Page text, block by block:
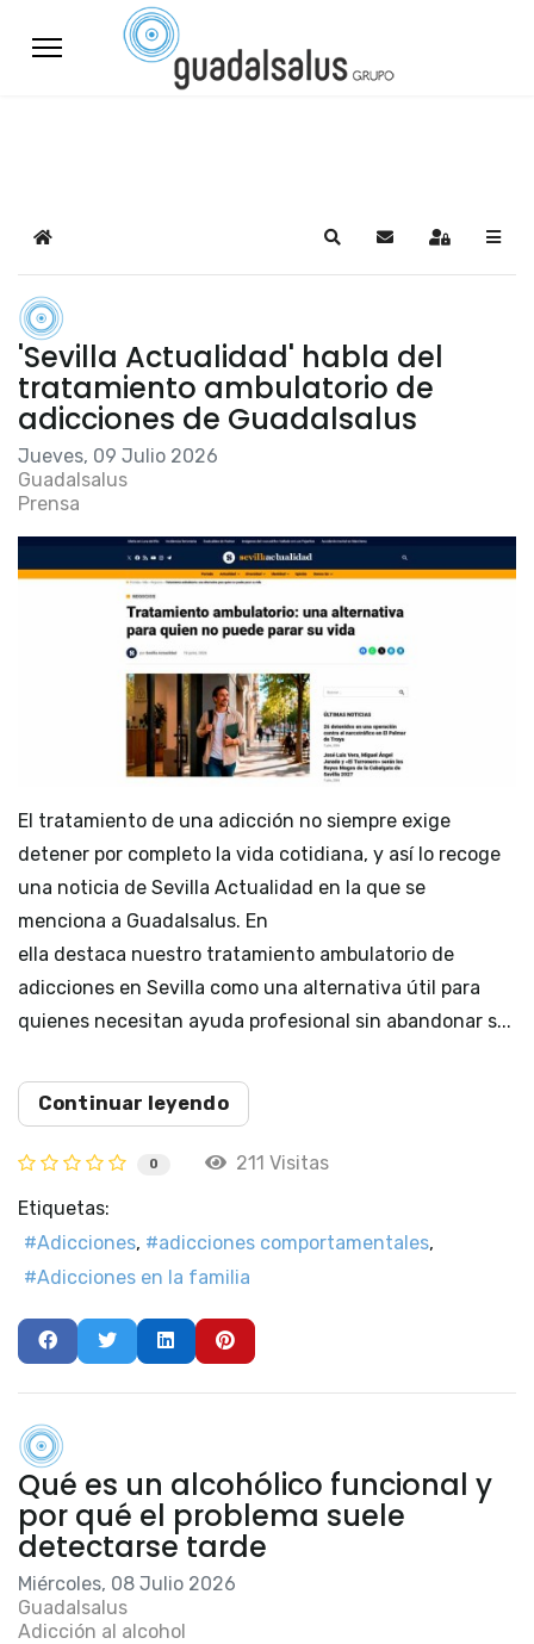
Home SearchSuscribirse a las
Sign In
'Sevilla Actualidad' habla del
tratamiento ambulatorio de
adicciones de Guadalsalus
Jueves, 09 Julio 2026
Guadalsalus
Prensa
El tratamiento de una adicción no siempre exige
detener por completo la vida cotidiana, y así lo recoge
una noticia de Sevilla Actualidad en la que se
menciona a Guadalsalus. En
ella destaca nuestro tratamiento ambulatorio de
adicciones en Sevilla como una alternativa útil para
quienes necesitan ayuda profesional sin abandonar s...
Continuar leyendo
0 211 Visitas
Etiquetas:
Adicciones
adicciones comportamentales
Adicciones en la familia
Qué es un alcohólico funcional y
por qué el problema suele
detectarse tarde
Miércoles, 08 Julio 2026
Guadalsalus
Adicción al alcohol